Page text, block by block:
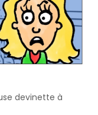
devinette à